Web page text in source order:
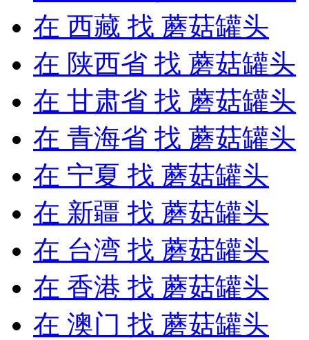
在 西藏 找 蘑菇罐头
在 陕西省 找 蘑菇罐头
在 甘肃省 找 蘑菇罐头
在 青海省 找 蘑菇罐头
在 宁夏 找 蘑菇罐头
在 新疆 找 蘑菇罐头
在 台湾 找 蘑菇罐头
在 香港 找 蘑菇罐头
在 澳门 找 蘑菇罐头